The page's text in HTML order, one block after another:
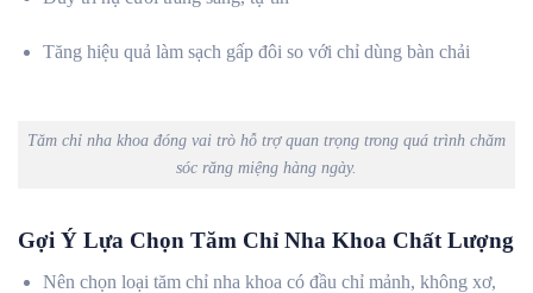
Tăng hiệu quả làm sạch gấp đôi so với chỉ dùng bàn chải
Tăm chỉ nha khoa đóng vai trò hỗ trợ quan trọng trong quá trình chăm
sóc răng miệng hàng ngày.
Gợi Ý Lựa Chọn Tăm Chỉ Nha Khoa Chất Lượng
Nên chọn loại tăm chỉ nha khoa có đầu chỉ mảnh, không xơ,